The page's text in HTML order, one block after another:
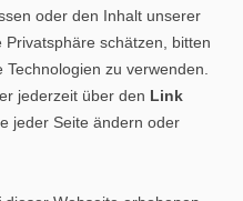
oder den Inhalt unserer
schätzen, bitten
zu verwenden.
jederzeit über den Link
jeder Seite ändern oder